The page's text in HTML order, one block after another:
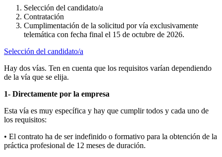
Selección del candidato/a
Contratación
Cumplimentación de la solicitud por vía exclusivamente
telemática con fecha final el 15 de octubre de 2026.
Selección del candidato/a
Hay dos vías. Ten en cuenta que los requisitos varían dependiendo
de la vía que se elija.
1- Directamente por la empresa
Esta vía es muy específica y hay que cumplir todos y cada uno de
los requisitos:
• El contrato ha de ser indefinido o formativo para la obtención de la
práctica profesional de 12 meses de duración.